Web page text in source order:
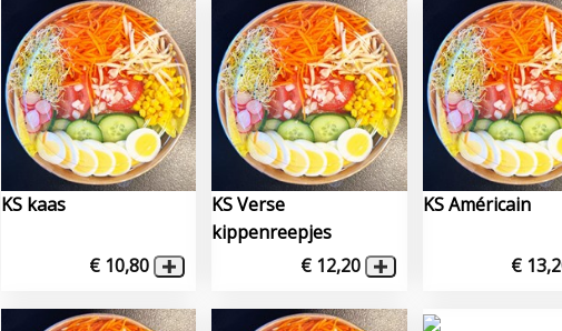
KS kaas
€ 10,80
KS Verse
kippenreepjes
€ 12,20
KS Américain
€